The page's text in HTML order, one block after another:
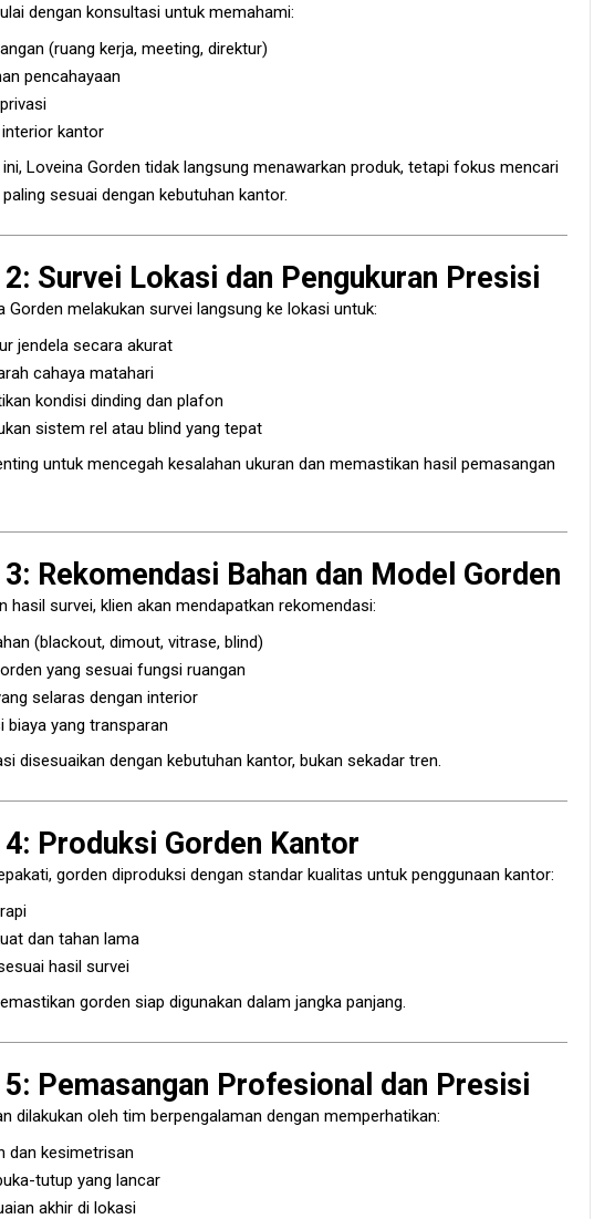
dengan konsultasi untuk memahami:
(ruang kerja, meeting, direktur)
pencahayaan
kantor
Loveina Gorden tidak langsung menawarkan produk, tetapi fokus mencari
sesuai dengan kebutuhan kantor.
2: Survei Lokasi dan Pengukuran Presisi
Gorden melakukan survei langsung ke lokasi untuk:
jendela secara akurat
cahaya matahari
kondisi dinding dan plafon
sistem rel atau blind yang tepat
untuk mencegah kesalahan ukuran dan memastikan hasil pemasangan
3: Rekomendasi Bahan dan Model Gorden
hasil survei, klien akan mendapatkan rekomendasi:
(blackout, dimout, vitrase, blind)
yang sesuai fungsi ruangan
selaras dengan interior
biaya yang transparan
disesuaikan dengan kebutuhan kantor, bukan sekadar tren.
4: Produksi Gorden Kantor
gorden diproduksi dengan standar kualitas untuk penggunaan kantor:
dan tahan lama
hasil survei
gorden siap digunakan dalam jangka panjang.
5: Pemasangan Profesional dan Presisi
dilakukan oleh tim berpengalaman dengan memperhatikan:
dan kesimetrisan
tutup yang lancar
akhir di lokasi